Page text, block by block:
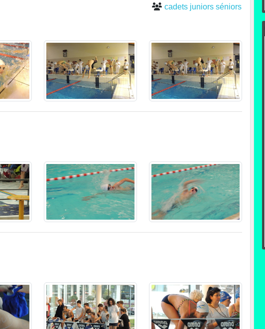
cadets juniors séniors